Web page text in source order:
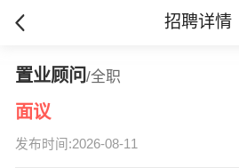
招聘详情
置业顾问/全职
面议
发布时间:2026-08-11